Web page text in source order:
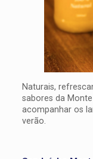
Naturais,
sabores da
acompanhar os
verão.